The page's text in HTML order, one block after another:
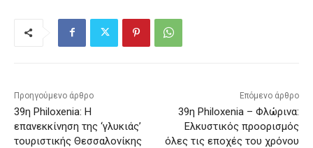
Προηγούμενο άρθρο
39η Philoxenia: Η
επανεκκίνηση της ‘γλυκιάς’
τουριστικής Θεσσαλονίκης
Επόμενο άρθρο
39η Philoxenia – Φλώρινα:
Ελκυστικός προορισμός
όλες τις εποχές του χρόνου